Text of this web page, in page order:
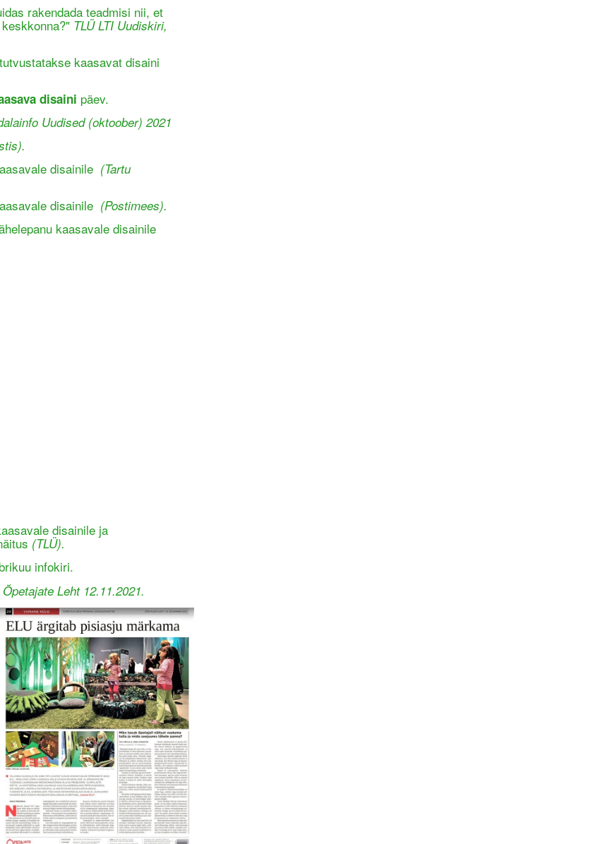
rakendada teadmisi nii, et
TLÜ LTI Uudiskiri,
kaasavat disaini
disaini päev.
Uudised (oktoober) 2021
disainile (Tartu
disainile (Postimees).
kaasavale disainile
disainile ja
(TLÜ).
infokiri.
Õpetajate Leht 12.11.2021.